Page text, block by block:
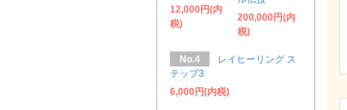
12,000円(内
税)
200,000円(内
税)
No.4
レイヒーリング ス
テップ3
6,000円(内税)